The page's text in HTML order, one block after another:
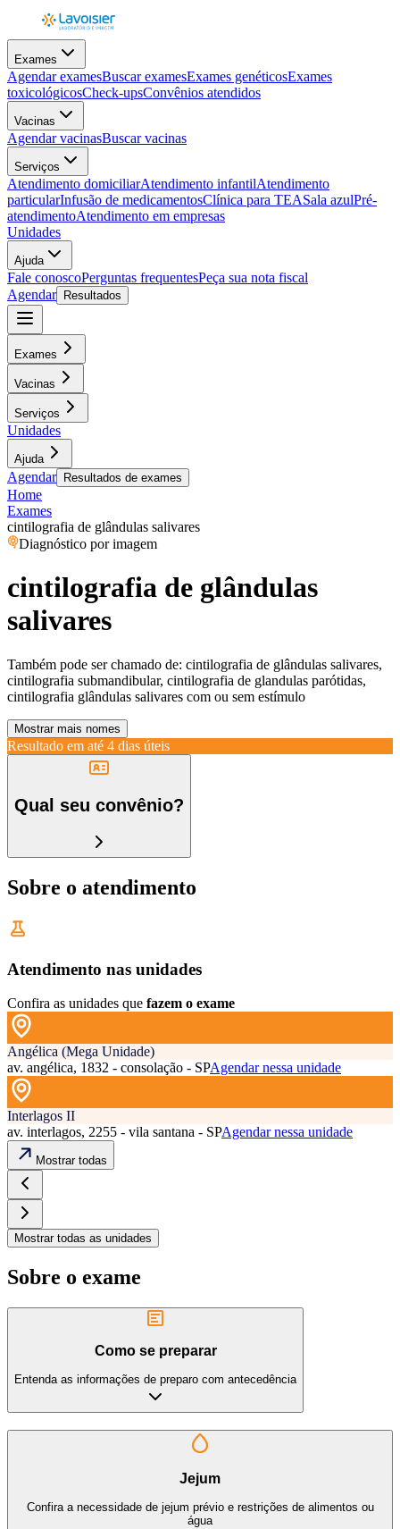
Exames
Agendar examesBuscar examesExames genéticosExames
toxicológicosCheck-upsConvênios atendidos
Vacinas
Agendar vacinasBuscar vacinas
Serviços
Atendimento domiciliarAtendimento infantilAtendimento
particularInfusão de medicamentosClínica para TEASala azulPré-
atendimentoAtendimento em empresas
Unidades
Ajuda
Fale conoscoPerguntas frequentesPeça sua nota fiscal
Agendar
Resultados
Exames
Vacinas
Serviços
Unidades
Ajuda
Agendar Resultados de exames
Home
Exames
cintilografia de glândulas salivares
Diagnóstico por imagem
cintilografia de glândulas
salivares
Também pode ser chamado de: cintilografia de glândulas salivares,
cintilografia submandibular, cintilografia de glandulas parótidas,
cintilografia glândulas salivares com ou sem estímulo
Mostrar mais nomes
Resultado em até 4 dias úteis
Qual seu convênio?
Sobre o atendimento
Atendimento nas unidades
Confira as unidades que fazem o exame
Angélica (Mega Unidade)
av. angélica, 1832 - consolação - SPAgendar nessa unidade
Interlagos II
av. interlagos, 2255 - vila santana - SPAgendar nessa unidade
Mostrar todas
Mostrar todas as unidades
Sobre o exame
Como se preparar
Entenda as informações de preparo com antecedência
Jejum
Confira a necessidade de jejum prévio e restrições de alimentos ou
água